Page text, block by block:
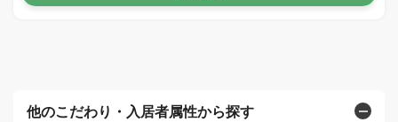
他のこだわり・入居者属性から探す